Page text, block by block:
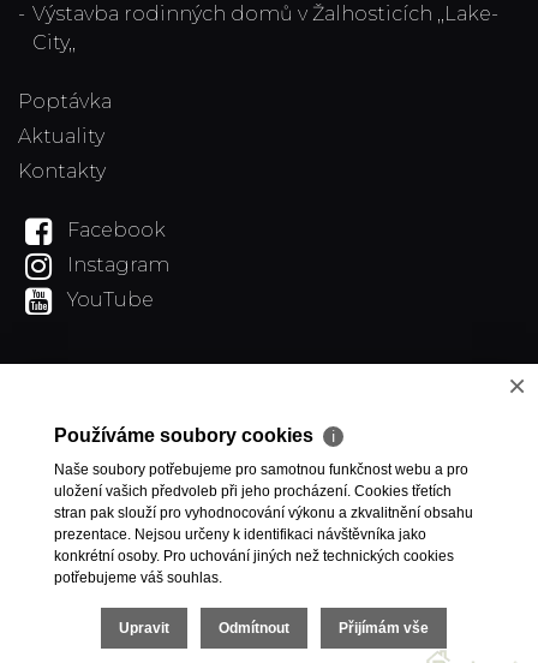
Výstavba rodinných domů v Žalhosticích ,,Lake-
City,,
Poptávka
Aktuality
Kontakty
Facebook
Instagram
YouTube
×
Používáme soubory cookies ℹ
Naše soubory potřebujeme pro samotnou funkčnost webu a pro
uložení vašich předvoleb při jeho procházení. Cookies třetích
stran pak slouží pro vyhodnocování výkonu a zkvalitnění obsahu
prezentace. Nejsou určeny k identifikaci návštěvníka jako
konkrétní osoby. Pro uchování jiných než technických cookies
potřebujeme váš souhlas.
Upravit Odmítnout Přijímám vše